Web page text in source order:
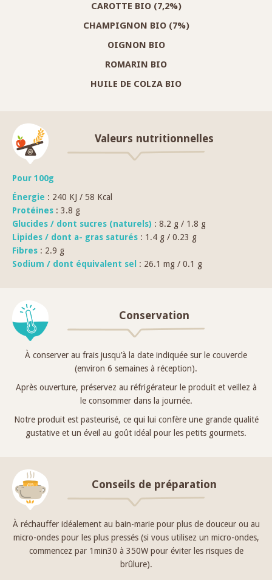
CAROTTE BIO (7,2%)
CHAMPIGNON BIO (7%)
OIGNON BIO
ROMARIN BIO
HUILE DE COLZA BIO
Valeurs nutritionnelles
Pour 100g
Énergie : 240 KJ / 58 Kcal
Protéines : 3.8 g
Glucides / dont sucres (naturels) : 8.2 g / 1.8 g
Lipides / dont a- gras saturés : 1.4 g / 0.23 g
Fibres : 2.9 g
Sodium / dont équivalent sel
: 26.1 mg / 0.1 g
Conservation
À conserver au frais jusqu’à la date indiquée sur le couvercle
(environ 6 semaines à réception).
Après ouverture, préservez au réfrigérateur le produit et veillez à
le consommer dans la journée.
Notre produit est pasteurisé, ce qui lui confère une grande qualité
gustative et un éveil au goût idéal pour les petits gourmets.
Conseils de préparation
À réchauffer idéalement au bain-marie pour plus de douceur ou au
micro-ondes pour les plus pressés (si vous utilisez un micro-ondes,
commencez par 1min30 à 350W pour éviter les risques de
brûlure).